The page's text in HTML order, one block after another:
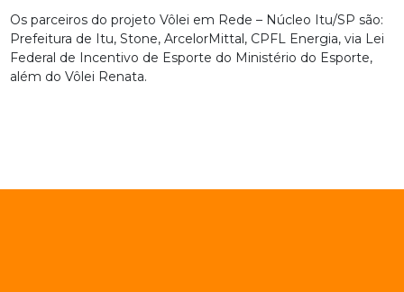
Os parceiros do projeto Vôlei em Rede – Núcleo Itu/SP são:
Prefeitura de Itu, Stone, ArcelorMittal, CPFL Energia, via Lei
Federal de Incentivo de Esporte do Ministério do Esporte,
além do Vôlei Renata.